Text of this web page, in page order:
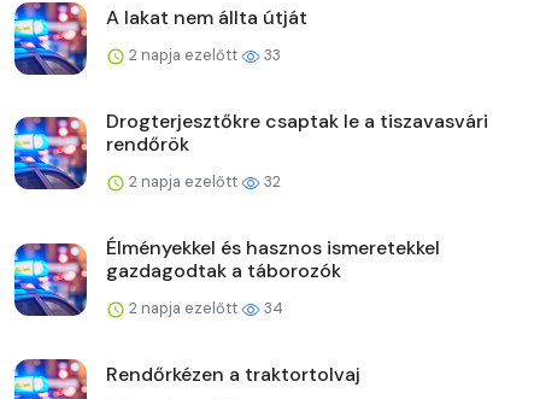
A lakat nem állta útját
2 napja ezelőtt 33
Drogterjesztőkre csaptak le a tiszavasvári
rendőrök
2 napja ezelőtt 32
Élményekkel és hasznos ismeretekkel
gazdagodtak a táborozók
2 napja ezelőtt 34
Rendőrkézen a traktortolvaj